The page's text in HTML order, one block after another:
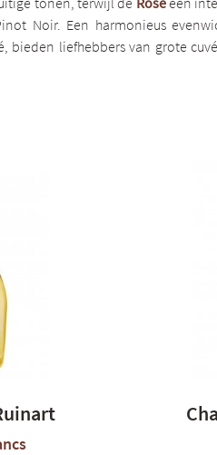
Noir. Een harmonieus
bieden liefhebbers van grote